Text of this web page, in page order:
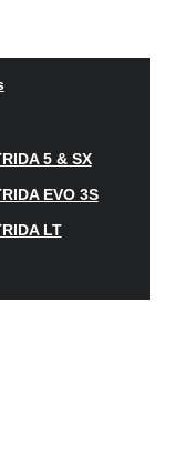
5 & SX
EVO 3S
LT